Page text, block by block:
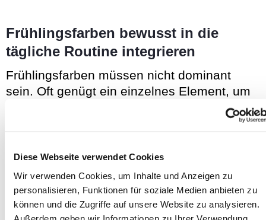
Diese Webseite verwendet Cookies
Wir verwenden Cookies, um Inhalte und Anzeigen zu
personalisieren, Funktionen für soziale Medien anbieten zu
können und die Zugriffe auf unsere Website zu analysieren.
Frühlingsfarben bewusst in die
tägliche Routine integrieren
Frühlingsfarben müssen nicht dominant
sein. Oft genügt ein einzelnes Element, um
eine neue Stimmung zu erzeugen. Ein Glas
im richtigen Farbton, das Zusammenspiel
Nuancen auf dem Frühstückstisch können
bereits eine subtile Veränderung bewirken.
Gerade klare oder zart gefärbte Getränke
unterstreichen die Ästhetik des Frühlings.